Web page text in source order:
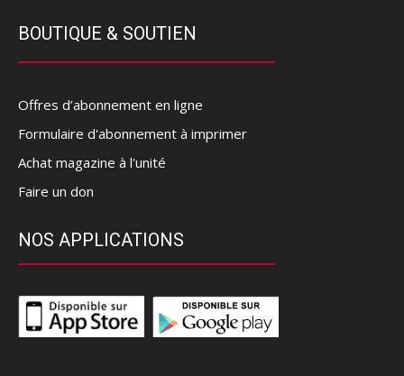
BOUTIQUE & SOUTIEN
Offres d’abonnement en ligne
Formulaire d'abonnement à imprimer
Achat magazine à l'unité
Faire un don
NOS APPLICATIONS